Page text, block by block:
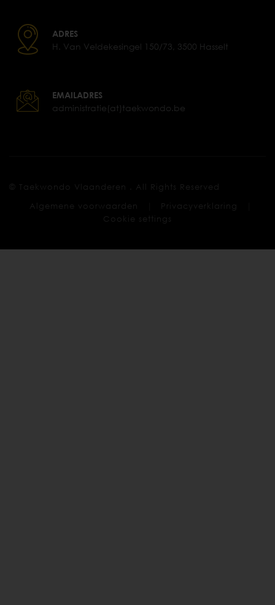
ADRES
H. Van Veldekesingel 150/73, 3500 Hasselt
EMAILADRES
administratie(at)taekwondo.be
© Taekwondo Vlaanderen . All Rights Reserved
Algemene voorwaarden
Privacyverklaring
Cookie settings